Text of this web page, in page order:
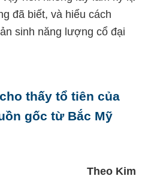
đã biết, và hiểu cách
sinh năng lượng cổ đại
thấy tổ tiên của
gốc từ Bắc Mỹ
Theo Kim